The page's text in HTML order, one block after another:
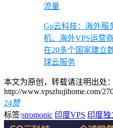
流量
Go云科技：海外服
机、海外VPS运营
在20多个国家建立
球云服务
本文为原创，转载请注明出处：
http://www.vpszhujihome.com/
24赞
标签:stromonic 印度VPS 印度